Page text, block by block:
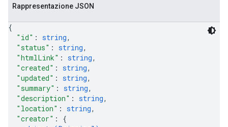
Rappresentazione JSON
{
"id" : string,
"status" : string,
"htmlLink" : string,
"created" : string,
"updated" : string,
"summary" : string,
"description" : string,
"location" : string,
"creator" : {